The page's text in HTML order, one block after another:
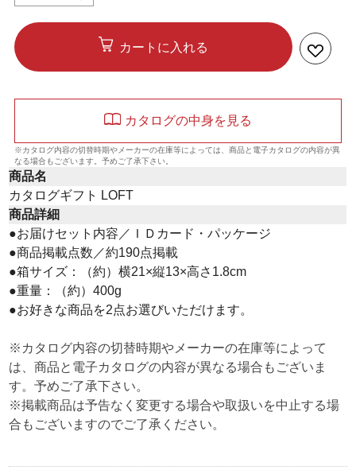
カートに入れる
カタログの中身を見る
※カタログ内容の切替時期やメーカーの在庫等によっては、商品と電子カタログの内容が異
なる場合もございます。予めご了承下さい。
商品名
カタログギフト LOFT
商品詳細
●お届けセット内容／ＩＤカード・パッケージ
●商品掲載点数／約190点掲載
●箱サイズ：（約）横21×縦13×高さ1.8cm
●重量：（約）400g
●お好きな商品を2点お選びいただけます。
※カタログ内容の切替時期やメーカーの在庫等によって
は、商品と電子カタログの内容が異なる場合もございま
す。予めご了承下さい。
※掲載商品は予告なく変更する場合や取扱いを中止する場
合もございますのでご了承ください。